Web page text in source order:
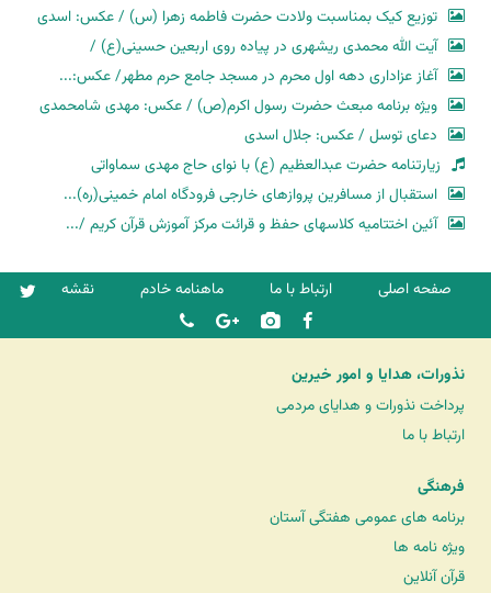
توزیع کیک بمناسبت ولادت حضرت فاطمه زهرا (س) / عکس: اسدی
آیت الله محمدی ریشهری در پیاده روی اربعین حسینی(ع) /
آغاز عزاداری دهه اول محرم در مسجد جامع حرم مطهر/ عکس:...
ویژه برنامه مبعث حضرت رسول اکرم(ص) / عکس: مهدی شامحمدی
دعای توسل / عکس: جلال اسدی
زیارتنامه حضرت عبدالعظیم (ع) با نوای حاج مهدی سماواتی
استقبال از مسافرین پروازهای خارجی فرودگاه امام خمینی(ره)...
آئین اختتامیه کلاسهای حفظ و قرائت مرکز آموزش قرآن کریم /...
صفحه اصلی ارتباط با ما ماهنامه خادم نقشه
نذورات، هدایا و امور خیرین
پرداخت نذورات و هدایای مردمی
ارتباط با ما
فرهنگی
برنامه های عمومی هفتگی آستان
ویژه نامه ها
قرآن آنلاین